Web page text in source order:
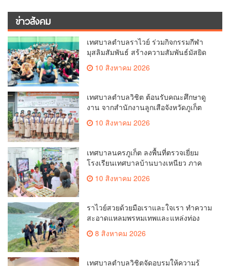
ข่าวสังคม
เทศบาลตำบลราไวย์ ร่วมกิจกรรมกีฬา
มุสลิมสัมพันธ์ สร้างความสัมพันธ์มัสยิด
10 สิงหาคม 2026
เทศบาลตำบลวิชิต ต้อนรับคณะศึกษาดู
งาน จากสำนักงานลูกเสือจังหวัดภูเก็ต
10 สิงหาคม 2026
เทศบาลนครภูเก็ต ลงพื้นที่ตรวจเยี่ยม
โรงเรียนเทศบาลบ้านบางเหนียว ภาค
10 สิงหาคม 2026
ราไวย์สวยด้วยมือเราและใจเรา ทำความ
สะอาดแหลมพรหมเทพและแหล่งท่อง
8 สิงหาคม 2026
เทศบาลตำบลวิชิตจัดอบรมให้ความรู้